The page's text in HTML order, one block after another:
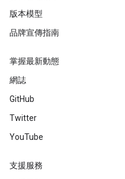
版本模型
品牌宣傳指南
掌握最新動態
網誌
GitHub
Twitter
YouTube
支援服務